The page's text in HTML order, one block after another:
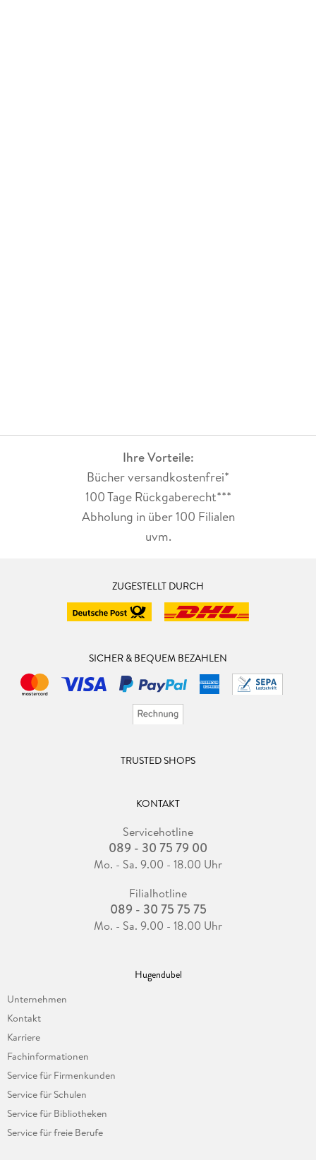
Ihre Vorteile:
Bücher versandkostenfrei*
100 Tage Rückgaberecht***
Abholung in über 100 Filialen
uvm.
ZUGESTELLT DURCH
SICHER & BEQUEM BEZAHLEN
TRUSTED SHOPS
KONTAKT
Servicehotline
089 - 30 75 79 00
Mo. - Sa. 9.00 - 18.00 Uhr
Filialhotline
089 - 30 75 75 75
Mo. - Sa. 9.00 - 18.00 Uhr
Hugendubel
Unternehmen
Kontakt
Karriere
Fachinformationen
Service für Firmenkunden
Service für Schulen
Service für Bibliotheken
Service für freie Berufe